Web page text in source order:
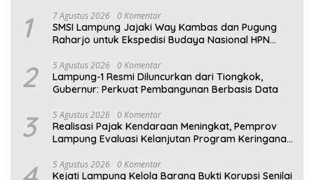
1 7 Agustus 2026 0 Komentar
SMSI Lampung Jajaki Way Kambas dan Pugung
Raharjo untuk Ekspedisi Budaya Nasional HPN
2 5 Agustus 2026 0 Komentar
Lampung-1 Resmi Diluncurkan dari Tiongkok,
Gubernur: Perkuat Pembangunan Berbasis Data
3 5 Agustus 2026 0 Komentar
Realisasi Pajak Kendaraan Meningkat, Pemprov
Lampung Evaluasi Kelanjutan Program Keringanan
5 Agustus 2026 0 Komentar
Kejati Lampung Kelola Barang Bukti Korupsi Senilai